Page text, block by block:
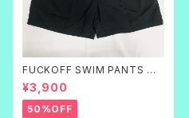
FUCKOFF SWIM PANTS 黒
刺繍
¥3,900
50%OFF